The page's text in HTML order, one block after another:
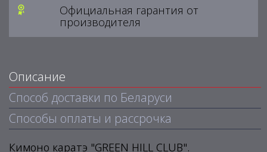
Официальная гарантия от
производителя
Описание
Способ доставки по Беларуси
Способы оплаты и рассрочка
Кимоно каратэ "GREEN HILL CLUB".